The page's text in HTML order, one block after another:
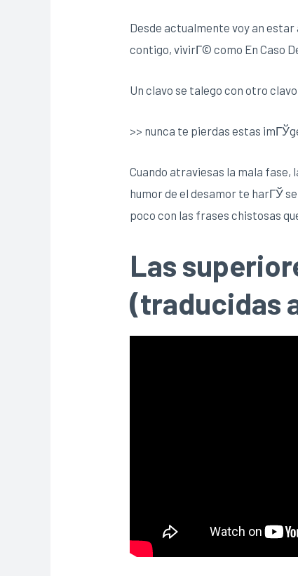
Desde actualmente voy an
contigo, vivirГ© como En Caso
Un clavo se talego con otro
>> nunca te pierdas estas
Cuando atraviesas la mala fase,
humor de el desamor te harГЎ
poco con las frases chistosas
Las
(traducidas